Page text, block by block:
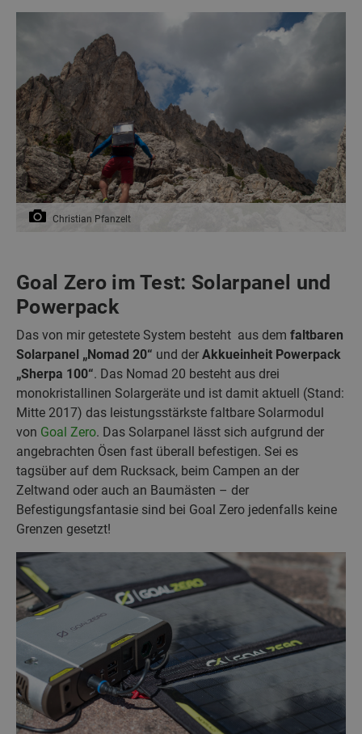
Christian Pfanzelt
Goal Zero im Test: Solarpanel und
Powerpack
Das von mir getestete System besteht aus dem faltbaren
Solarpanel „Nomad 20“ und der Akkueinheit Powerpack
„Sherpa 100“. Das Nomad 20 besteht aus drei
monokristallinen Solargeräte und ist damit aktuell (Stand:
Mitte 2017) das leistungsstärkste faltbare Solarmodul
von Goal Zero. Das Solarpanel lässt sich aufgrund der
angebrachten Ösen fast überall befestigen. Sei es
tagsüber auf dem Rucksack, beim Campen an der
Zeltwand oder auch an Baumästen – der
Befestigungsfantasie sind bei Goal Zero jedenfalls keine
Grenzen gesetzt!